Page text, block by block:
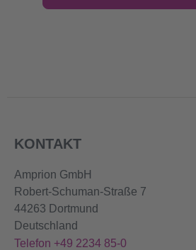
KONTAKT
Amprion GmbH
Robert-Schuman-Straße 7
44263 Dortmund
Deutschland
Telefon +49 2234 85-0